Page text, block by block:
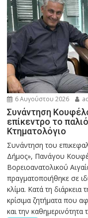
6 Αυγούστου 2026
Συνάντηση
επίκεντρο το
Κτηματολόγιο
Συνάντηση του
Δήμος», Πανάγου
Βορειοανατολικού
πραγματοποιήθηκε σε
κλίμα. Κατά τη διάρκεια
κρίσιμα ζητήματα που
και την καθημερινότητα